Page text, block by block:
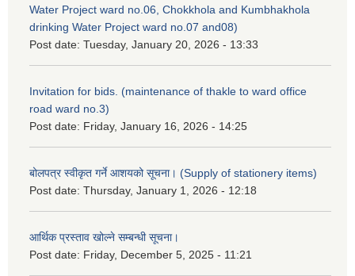
Water Project ward no.06, Chokkhola and Kumbhakhola
drinking Water Project ward no.07 and08)
Post date: Tuesday, January 20, 2026 - 13:33
Invitation for bids. (maintenance of thakle to ward office
road ward no.3)
Post date: Friday, January 16, 2026 - 14:25
बोलपत्र स्वीकृत गर्ने आशयको सूचना। (Supply of stationery items)
Post date: Thursday, January 1, 2026 - 12:18
आर्थिक प्रस्ताव खोल्ने सम्बन्धी सूचना।
Post date: Friday, December 5, 2025 - 11:21